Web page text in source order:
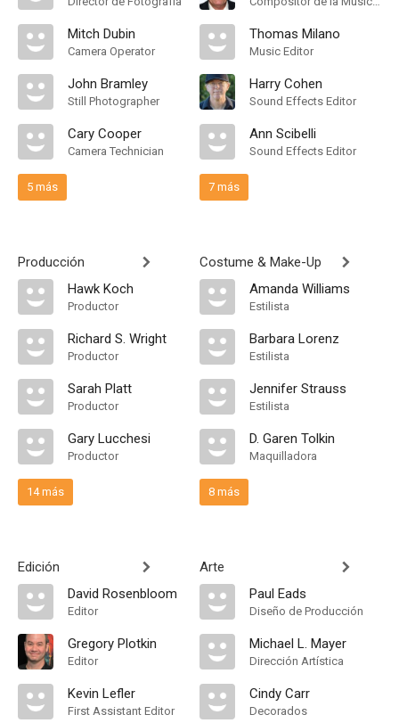
Mitch Dubin
Camera Operator
John Bramley
Still Photographer
Cary Cooper
Camera Technician
5 más
Producción
Hawk Koch
Productor
Richard S. Wright
Productor
Sarah Platt
Productor
Gary Lucchesi
Productor
14 más
Edición
David Rosenbloom
Editor
Gregory Plotkin
Editor
Kevin Lefler
First Assistant Editor
Thomas Milano
Music Editor
Harry Cohen
Sound Effects Editor
Ann Scibelli
Sound Effects Editor
7 más
Costume & Make-Up
Amanda Williams
Estilista
Barbara Lorenz
Estilista
Jennifer Strauss
Estilista
D. Garen Tolkin
Maquilladora
8 más
Arte
Paul Eads
Diseño de Producción
Michael L. Mayer
Dirección Artística
Cindy Carr
Decorados